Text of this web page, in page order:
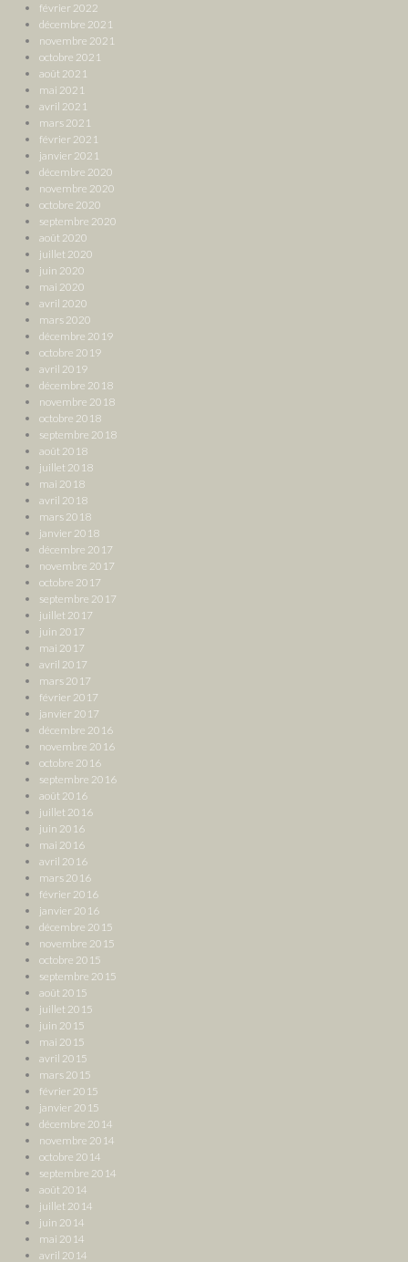
février 2022
décembre 2021
novembre 2021
octobre 2021
août 2021
mai 2021
avril 2021
mars 2021
février 2021
janvier 2021
décembre 2020
novembre 2020
octobre 2020
septembre 2020
août 2020
juillet 2020
juin 2020
mai 2020
avril 2020
mars 2020
décembre 2019
octobre 2019
avril 2019
décembre 2018
novembre 2018
octobre 2018
septembre 2018
août 2018
juillet 2018
mai 2018
avril 2018
mars 2018
janvier 2018
décembre 2017
novembre 2017
octobre 2017
septembre 2017
juillet 2017
juin 2017
mai 2017
avril 2017
mars 2017
février 2017
janvier 2017
décembre 2016
novembre 2016
octobre 2016
septembre 2016
août 2016
juillet 2016
juin 2016
mai 2016
avril 2016
mars 2016
février 2016
janvier 2016
décembre 2015
novembre 2015
octobre 2015
septembre 2015
août 2015
juillet 2015
juin 2015
mai 2015
avril 2015
mars 2015
février 2015
janvier 2015
décembre 2014
novembre 2014
octobre 2014
septembre 2014
août 2014
juillet 2014
juin 2014
mai 2014
avril 2014